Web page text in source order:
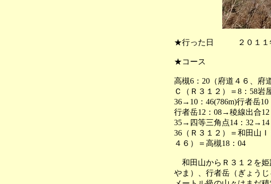
★行った日 ２０１１
★コース
高槻6：20（府道４６、府
Ｃ（Ｒ３１２）＝8：58岩
36→10：46(786m)行者岳
行者岳12：08→稜線出合12
35→四等三角点14：32→14
36（Ｒ３１２）＝和田山
４６）＝高槻18：04
和田山からＲ３１２を姫
やま）、行者岳（ぎょう